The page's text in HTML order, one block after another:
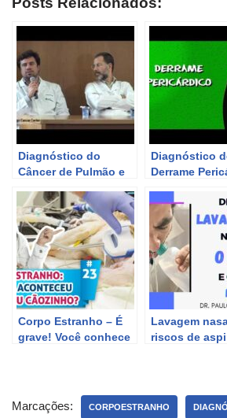
Diagnóstico do
Câncer de Pulmão e
Especialistas
Diagnóstico
Derrame
Tomografia
Tórax
Corpo Estranho – É
grave! Você conhece
Lavagem
riscos de
Marcações: CORPOESTRANHO